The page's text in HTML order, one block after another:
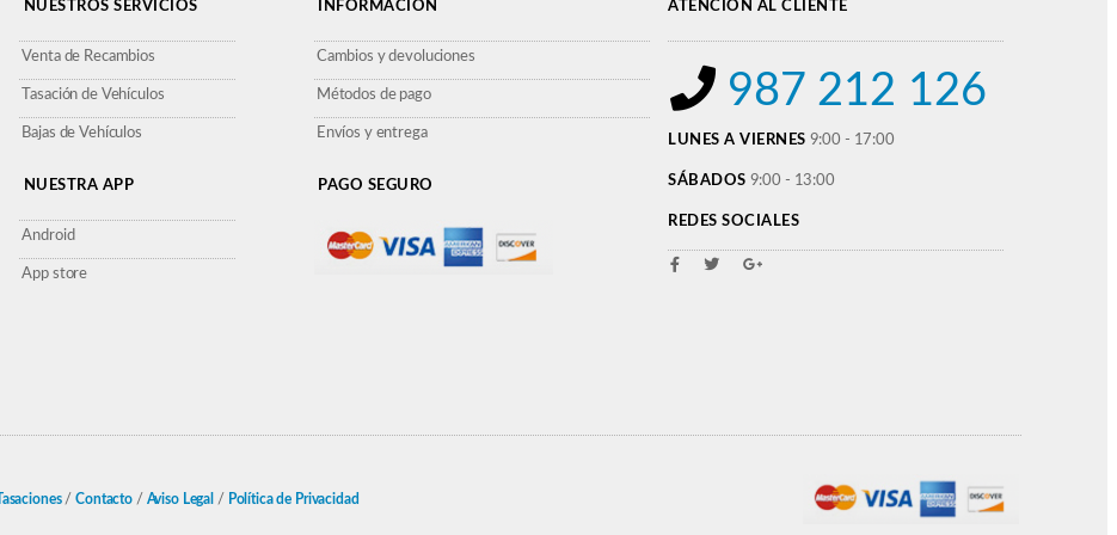
NUESTROS SERVICIOS
Venta de Recambios
Tasación de Vehículos
Bajas de Vehículos
NUESTRA APP
Android
App store
INFORMACIÓN
Cambios y devoluciones
Métodos de pago
Envíos y entrega
PAGO SEGURO
ATENCIÓN AL CLIENTE
987 212 126
LUNES A VIERNES 9:00 - 17:00
SÁBADOS 9:00 - 13:00
REDES SOCIALES
Tasaciones / Contacto / Aviso Legal / Política de Privacidad